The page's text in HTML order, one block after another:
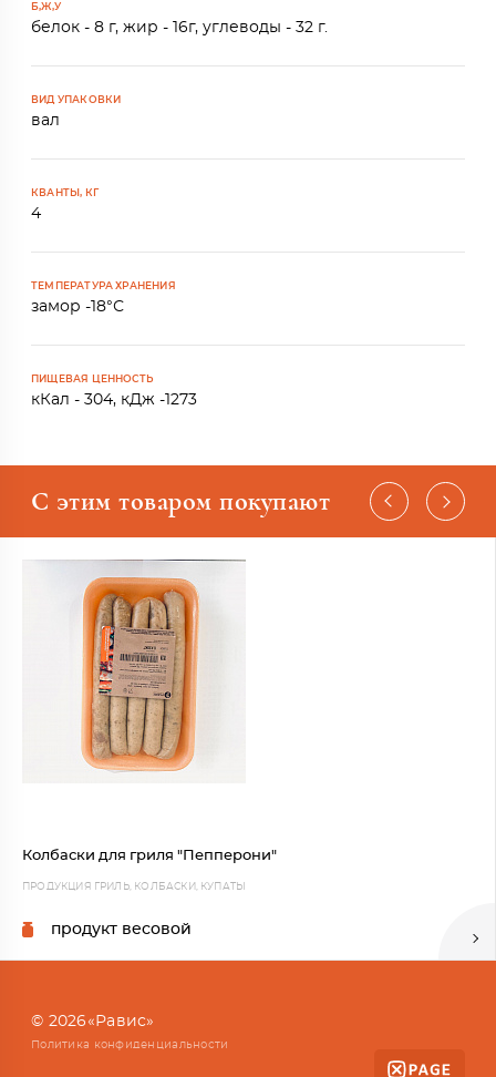
Б,Ж,У
белок - 8 г, жир - 16г, углеводы - 32 г.
ВИД УПАКОВКИ
вал
КВАНТЫ, КГ
4
ТЕМПЕРАТУРА ХРАНЕНИЯ
замор -18°С
ПИЩЕВАЯ ЦЕННОСТЬ
кКал - 304, кДж -1273
С этим товаром покупают
Колбаски для гриля "Пепперони"
ПРОДУКЦИЯ ГРИЛЬ, КОЛБАСКИ, КУПАТЫ
продукт весовой
© 2026«Равис»
Политика конфиденциальности